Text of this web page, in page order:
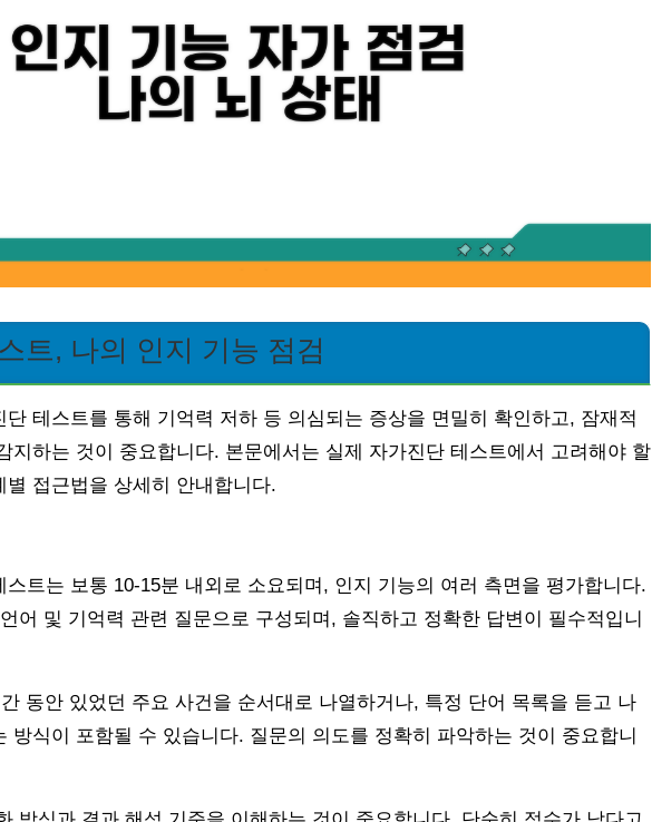
트, 나의 인지 기능 점검
단 테스트를 통해 기억력 저하 등 의심되는 증상을 면밀히 확인하고, 잠재적
지하는 것이 중요합니다. 본문에서는 실제 자가진단 테스트에서 고려해야 할
별 접근법을 상세히 안내합니다.
스트는 보통 10-15분 내외로 소요되며, 인지 기능의 여러 측면을 평가합니다.
어 및 기억력 관련 질문으로 구성되며, 솔직하고 정확한 답변이 필수적입니
동안 있었던 주요 사건을 순서대로 나열하거나, 특정 단어 목록을 듣고 나
방식이 포함될 수 있습니다. 질문의 의도를 정확히 파악하는 것이 중요합니